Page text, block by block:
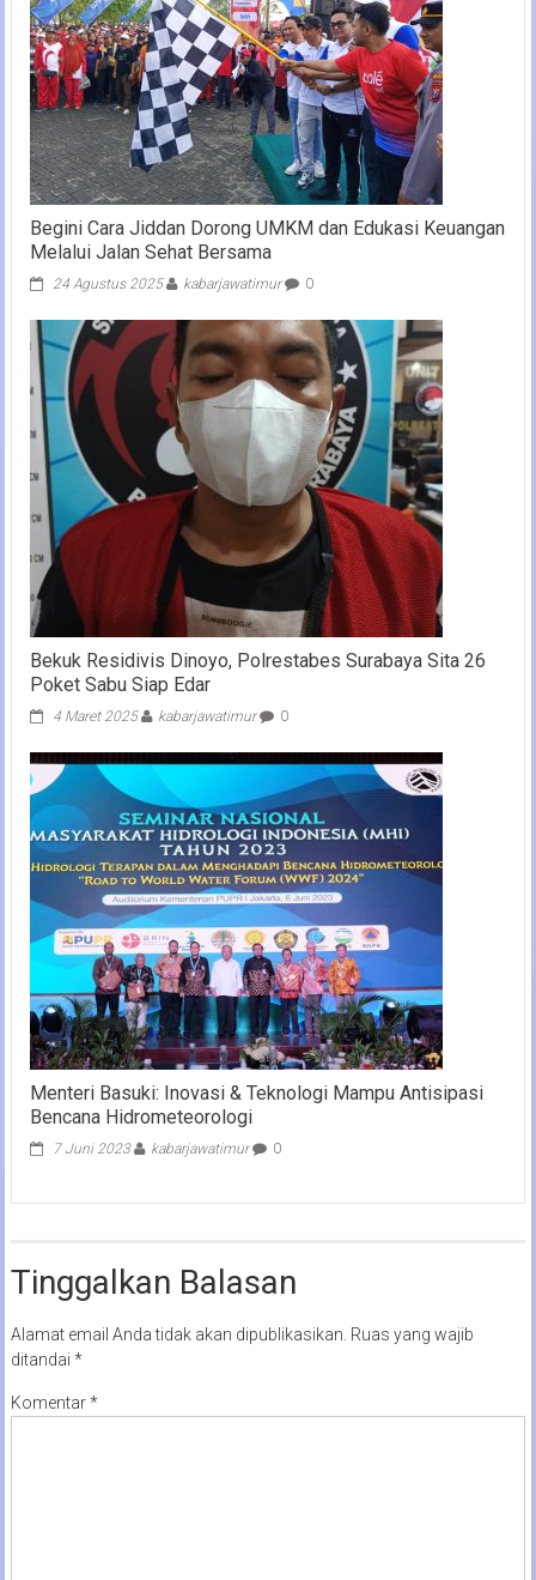
Begini Cara Jiddan Dorong UMKM dan Edukasi Keuangan
Melalui Jalan Sehat Bersama
24 Agustus 2025 kabarjawatimur 0
Bekuk Residivis Dinoyo, Polrestabes Surabaya Sita 26
Poket Sabu Siap Edar
4 Maret 2025 kabarjawatimur 0
Menteri Basuki: Inovasi & Teknologi Mampu Antisipasi
Bencana Hidrometeorologi
7 Juni 2023 kabarjawatimur 0
Tinggalkan Balasan
Alamat email Anda tidak akan dipublikasikan. Ruas yang wajib
ditandai *
Komentar*